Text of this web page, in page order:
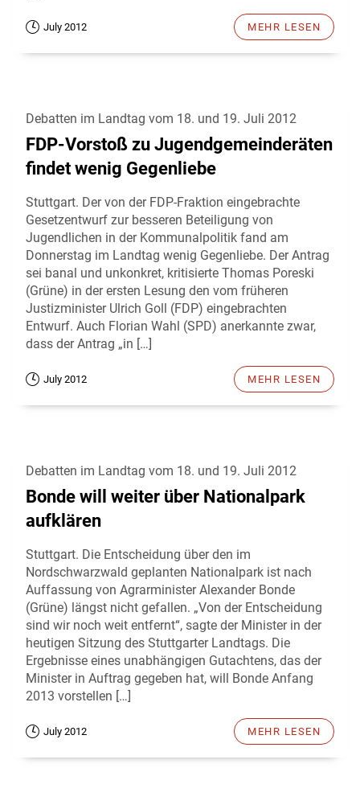
July 2012 MEHR LESEN
Debatten im Landtag vom 18. und 19. Juli 2012
FDP-Vorstoß zu Jugendgemeinderäten
findet wenig Gegenliebe
Stuttgart. Der von der FDP-Fraktion eingebrachte
Gesetzentwurf zur besseren Beteiligung von
Jugendlichen in der Kommunalpolitik fand am
Donnerstag im Landtag wenig Gegenliebe. Der Antrag
sei banal und unkonkret, kritisierte Thomas Poreski
(Grüne) in der ersten Lesung den vom früheren
Justizminister Ulrich Goll (FDP) eingebrachten
Entwurf. Auch Florian Wahl (SPD) anerkannte zwar,
dass der Antrag „in […]
July 2012 MEHR LESEN
Debatten im Landtag vom 18. und 19. Juli 2012
Bonde will weiter über Nationalpark
aufklären
Stuttgart. Die Entscheidung über den im
Nordschwarzwald geplanten Nationalpark ist nach
Auffassung von Agrarminister Alexander Bonde
(Grüne) längst nicht gefallen. „Von der Entscheidung
sind wir noch weit entfernt“, sagte der Minister in der
heutigen Sitzung des Stuttgarter Landtags. Die
Ergebnisse eines unabhängigen Gutachtens, das der
Minister in Auftrag gegeben hat, will Bonde Anfang
2013 vorstellen […]
July 2012 MEHR LESEN